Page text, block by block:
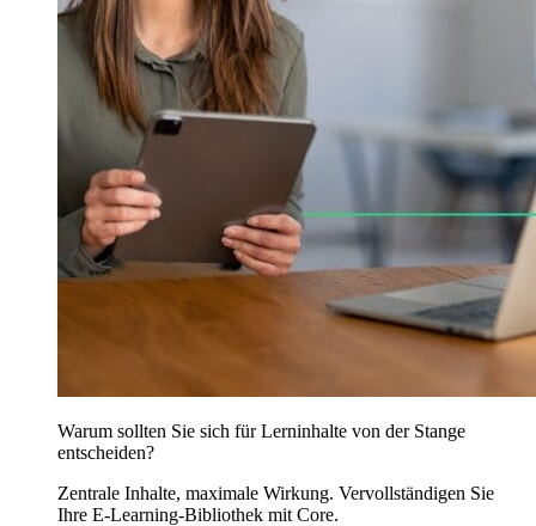
Warum sollten Sie sich für Lerninhalte von der Stange
entscheiden?
Zentrale Inhalte, maximale Wirkung. Vervollständigen Sie
Ihre E-Learning-Bibliothek mit Core.